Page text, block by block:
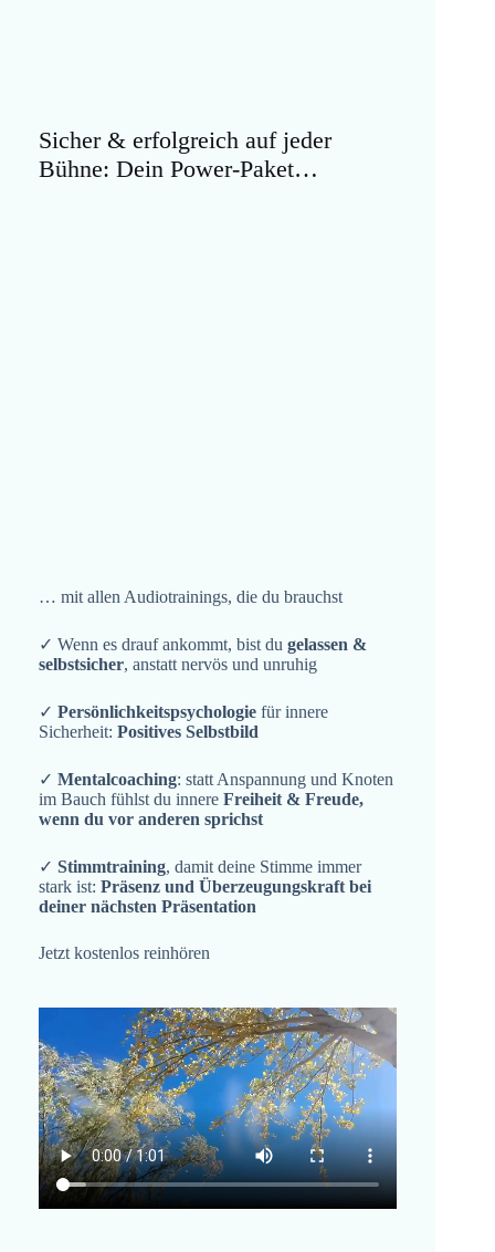
Sicher & erfolgreich auf jeder
Bühne: Dein Power-Paket…
… mit allen Audiotrainings, die du brauchst
✓ Wenn es drauf ankommt, bist du gelassen &
selbstsicher, anstatt nervös und unruhig
✓ Persönlichkeitspsychologie für innere
Sicherheit: Positives Selbstbild
✓ Mentalcoaching: statt Anspannung und Knoten
im Bauch fühlst du innere Freiheit & Freude,
wenn du vor anderen sprichst
✓ Stimmtraining, damit deine Stimme immer
stark ist: Präsenz und Überzeugungskraft bei
deiner nächsten Präsentation
Jetzt kostenlos reinhören